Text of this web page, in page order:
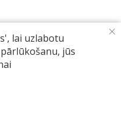
lai uzlabotu
jūs